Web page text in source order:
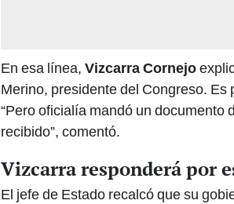
En esa línea, Vizcarra Cornejo
Merino, presidente del Congreso. Es
“Pero oficialía mandó un documento
recibido”, comentó.
Vizcarra responderá por
El jefe de Estado recalcó que su